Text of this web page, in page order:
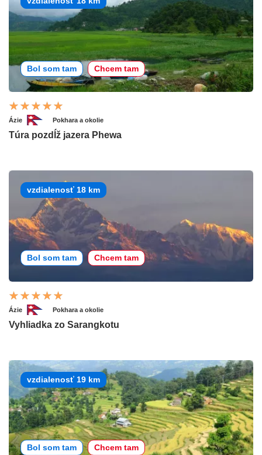
Bol som tam Chcem tam
Ázie Pokhara a okolie
Túra pozdĺž jazera Phewa
vzdialenosť 18 km
Bol som tam Chcem tam
Ázie Pokhara a okolie
Vyhliadka zo Sarangkotu
vzdialenosť 19 km
Bol som tam Chcem tam